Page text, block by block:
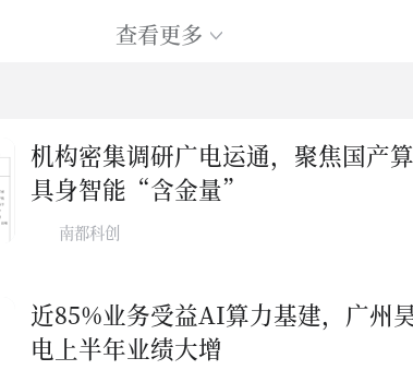
查看更多
机构密集调研广电运通，聚焦国产
具身智能“含金量”
南都科创
近85%业务受益AI算力基建，广州
电上半年业绩大增